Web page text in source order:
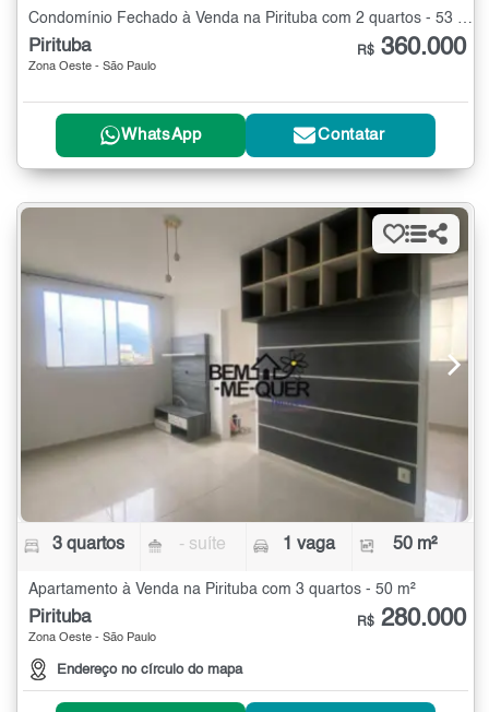
Condomínio Fechado à Venda na Pirituba com 2 quartos - 53 m²
Pirituba
Zona Oeste - São Paulo
R$ 360.000
WhatsApp Contatar
3 quartos - suíte 1 vaga 50 m²
Apartamento à Venda na Pirituba com 3 quartos - 50 m²
Pirituba
Zona Oeste - São Paulo
Endereço no círculo do mapa
R$ 280.000